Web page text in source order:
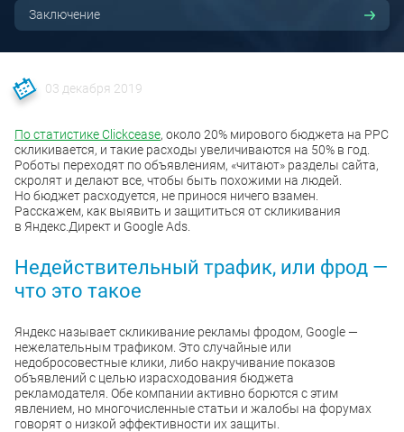
Заключение
03 декабря 2019
По статистике Clickcease, около 20% мирового бюджета на PPC
скликивается, и такие расходы увеличиваются на 50% в год.
Роботы переходят по объявлениям, «читают» разделы сайта,
скролят и делают все, чтобы быть похожими на людей.
Но бюджет расходуется, не принося ничего взамен.
Расскажем, как выявить и защититься от скликивания
в Яндекс.Директ и Google Ads.
Недействительный трафик, или фрод —
что это такое
Яндекс называет скликивание рекламы фродом, Google —
нежелательным трафиком. Это случайные или
недобросовестные клики, либо накручивание показов
объявлений с целью израсходования бюджета
рекламодателя. Обе компании активно борются с этим
явлением, но многочисленные статьи и жалобы на форумах
говорят о низкой эффективности их защиты.